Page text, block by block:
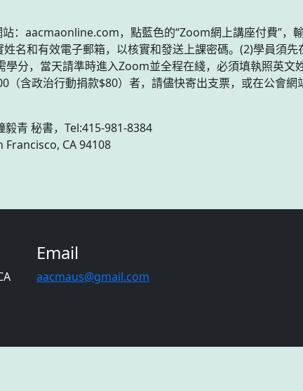
：aacmaonline.com，點藍色的“Zoom網上講座付費”，
名和有效電子郵箱，以核實和發送上課密碼。(2)學員須
分，當天請準時進入Zoom並全程在綫，必須填執照英文
含政治行動捐款$80）者，請儘快寄出支票，或在公會網
青 秘書，Tel:415-981-8384
Francisco, CA 94108
Email
aacmaus@gmail.com